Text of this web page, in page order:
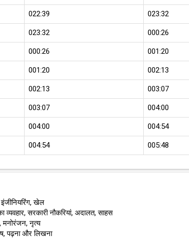
022:39 023:32
023:32 000:26
000:26 001:20
001:20 002:13
002:13 003:07
003:07 004:00
004:00 004:54
004:54 005:48
इंजीनियरिंग, खेल
व्यवहार, सरकारी नौकरियां, अदालत, साहस
मनोरंजन, नृत्य
पढ़ना और लिखना